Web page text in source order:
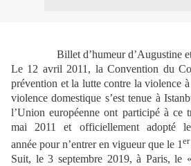
Billet d’humeur d’Augustine
Le 12 avril 2011, la Convention du
prévention et la lutte contre la violence à
violence domestique s’est tenue à
l’Union européenne ont participé à ce
mai 2011
et officiellement adopté
année pourn’entrer en vigueur que le 1 er
Suit, le 3 septembre 2019, à Paris, le